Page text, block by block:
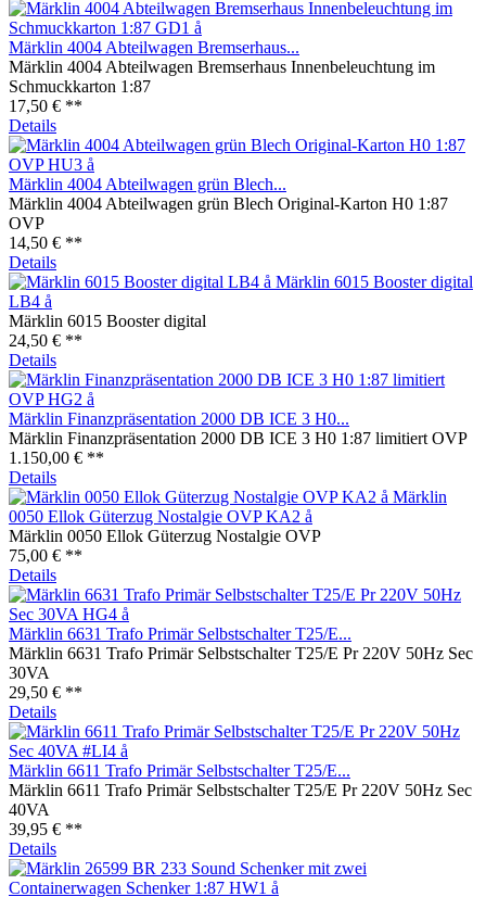
Märklin 4004 Abteilwagen Bremserhaus...
Märklin 4004 Abteilwagen Bremserhaus Innenbeleuchtung im
Schmuckkarton 1:87
17,50 € **
Details
Märklin 4004 Abteilwagen grün Blech...
Märklin 4004 Abteilwagen grün Blech Original-Karton H0 1:87
OVP
14,50 € **
Details
Märklin 6015 Booster digital
LB4 å
Märklin 6015 Booster digital
24,50 € **
Details
Märklin Finanzpräsentation 2000 DB ICE 3 H0...
Märklin Finanzpräsentation 2000 DB ICE 3 H0 1:87 limitiert OVP
1.150,00 € **
Details
Märklin
0050 Ellok Güterzug Nostalgie OVP KA2 å
Märklin 0050 Ellok Güterzug Nostalgie OVP
75,00 € **
Details
Märklin 6631 Trafo Primär Selbstschalter T25/E...
Märklin 6631 Trafo Primär Selbstschalter T25/E Pr 220V 50Hz Sec
30VA
29,50 € **
Details
Märklin 6611 Trafo Primär Selbstschalter T25/E...
Märklin 6611 Trafo Primär Selbstschalter T25/E Pr 220V 50Hz Sec
40VA
39,95 € **
Details